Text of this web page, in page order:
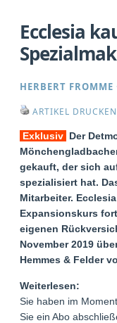
Ecclesia
HERBERT FROMME
ARTIKEL DRUCKEN
Exklusiv Der
gekauft, der sich
spezialisiert hat.
Mitarbeiter.
Expansionskurs
eigenen
November 2019
Hemmes & Felder
Weiterlesen:
Sie haben im
Sie ein Abo